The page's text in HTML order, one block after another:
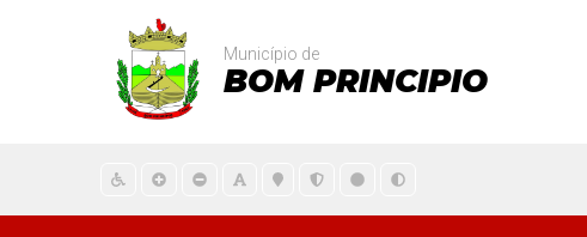
Município de
BOM PRINCIPIO